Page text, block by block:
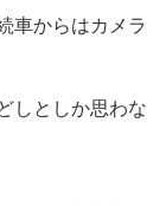
車からはカメラ
しとしか思わな